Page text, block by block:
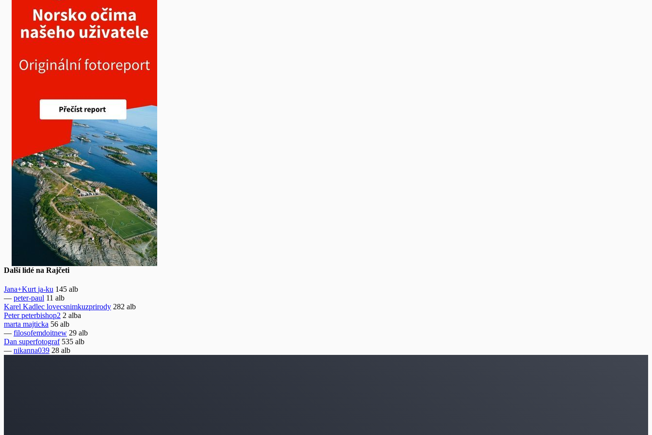
Další lidé na Rajčeti
Jana+Kurt ja-ku 145 alb
— peter-paul 11 alb
Karel Kadlec lovecsnimkuzprirody 282 alb
Peterpeterbishop2 2 alba
marta majticka 56 alb
— filosofemdoitnew 29 alb
Dan superfotograf 535 alb
— nikanna039 28 alb